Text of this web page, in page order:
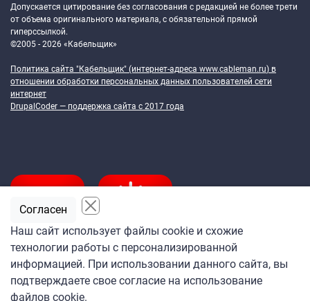
Допускается цитирование без согласования с редакцией не более трети
от объема оригинального материала, с обязательной прямой
гиперссылкой.
©2005 - 2026 «Кабельщик»
Политика сайта "Кабельщик" (интернет-адреса www.cableman.ru) в
отношении обработки персональных данных пользователей сети
интернет
DrupalCoder — поддержка сайта c 2017 года
Подпишитесь
на ежедневную рассылку
«Кабельщика»
Наш сайт использует файлы cookie и схожие
технологии работы с персонализированной
информацией. При использовании данного сайта, вы
подтверждаете свое согласие на использование
файлов cookie.
Согласен